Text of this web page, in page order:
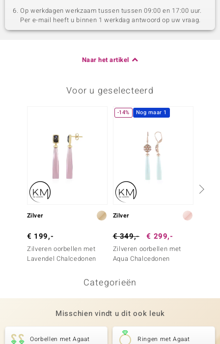
Op werkdagen werkzaam tussen tussen 09:00 en 17:00 uur.
Per e-mail heeft u binnen 1 werkdag antwoord op uw vraag.
Naar het artikel
Voor u geselecteerd
Zilver
€ 199,-
Zilveren oorbellen met
Lavendel Chalcedonen
-14% Nog maar 1
Zilver
€ 349,- € 299,-
Zilveren oorbellen met
Aqua Chalcedonen
Categorieën
Misschien vindt u dit ook leuk
Oorbellen met Agaat Ringen met Agaat